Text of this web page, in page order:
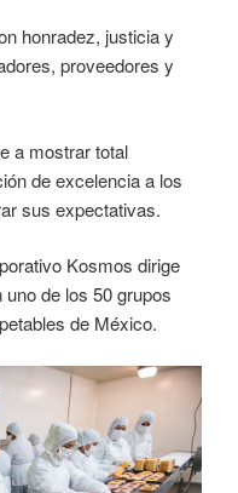
honradez, justicia y
proveedores y
a mostrar total
de excelencia a los
sus expectativas.
Kosmos dirige
de los 50 grupos
de México.